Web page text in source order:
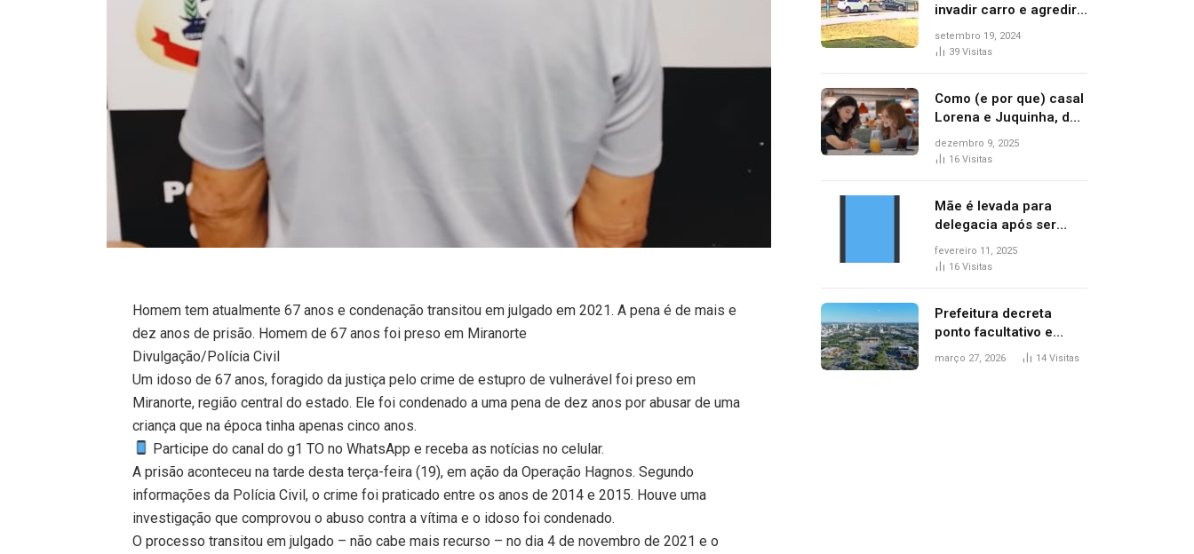
Homem tem atualmente 67 anos e condenação transitou em julgado em 2021. A pena é de mais e
dez anos de prisão. Homem de 67 anos foi preso em Miranorte
Divulgação/Polícia Civil
Um idoso de 67 anos, foragido da justiça pelo crime de estupro de vulnerável foi preso em
Miranorte, região central do estado. Ele foi condenado a uma pena de dez anos por abusar de uma
criança que na época tinha apenas cinco anos.
Participe do canal do g1 TO no WhatsApp e receba as notícias no celular.
A prisão aconteceu na tarde desta terça-feira (19), em ação da Operação Hagnos. Segundo
informações da Polícia Civil, o crime foi praticado entre os anos de 2014 e 2015. Houve uma
investigação que comprovou o abuso contra a vítima e o idoso foi condenado.
O processo transitou em julgado – não cabe mais recurso – no dia 4 de novembro de 2021 e o
invadir carro e agredir
delegado aposentado
durante confusão no
setembro 19, 2024
39 Visitas
Como (e por que) casal
Lorena e Juquinha, de
‘Três Graças’, ganhou
repercussão
dezembro 9, 2025
16 Visitas
Mãe é levada para
delegacia após ser
denunciada por maus-
tratos contra dois
fevereiro 11, 2025
16 Visitas
Prefeitura decreta
ponto facultativo e
servidores públicos
março 27, 2026 14 Visitas